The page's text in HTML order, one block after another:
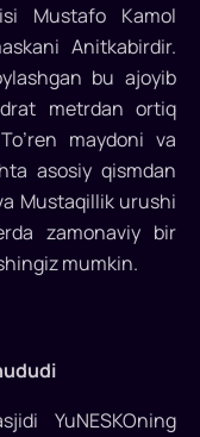
Mustafo Kamol
Anitkabirdir.
bu ajoyib
metrdan ortiq
maydoni va
asosiy qismdan
Mustaqillik urushi
zamonaviy bir
mumkin.
YuNESKOning